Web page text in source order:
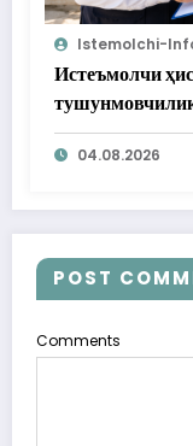
Istemolchi-
Истеъмолчи
04.08.2026
POST
Comments